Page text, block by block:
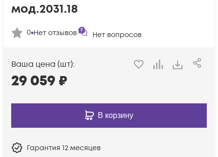
мод.2031.18
0 Нет отзывов Нет вопросов
Ваша цена (шт):
29 059 ₽
В корзину
Гарантия 12 месяцев